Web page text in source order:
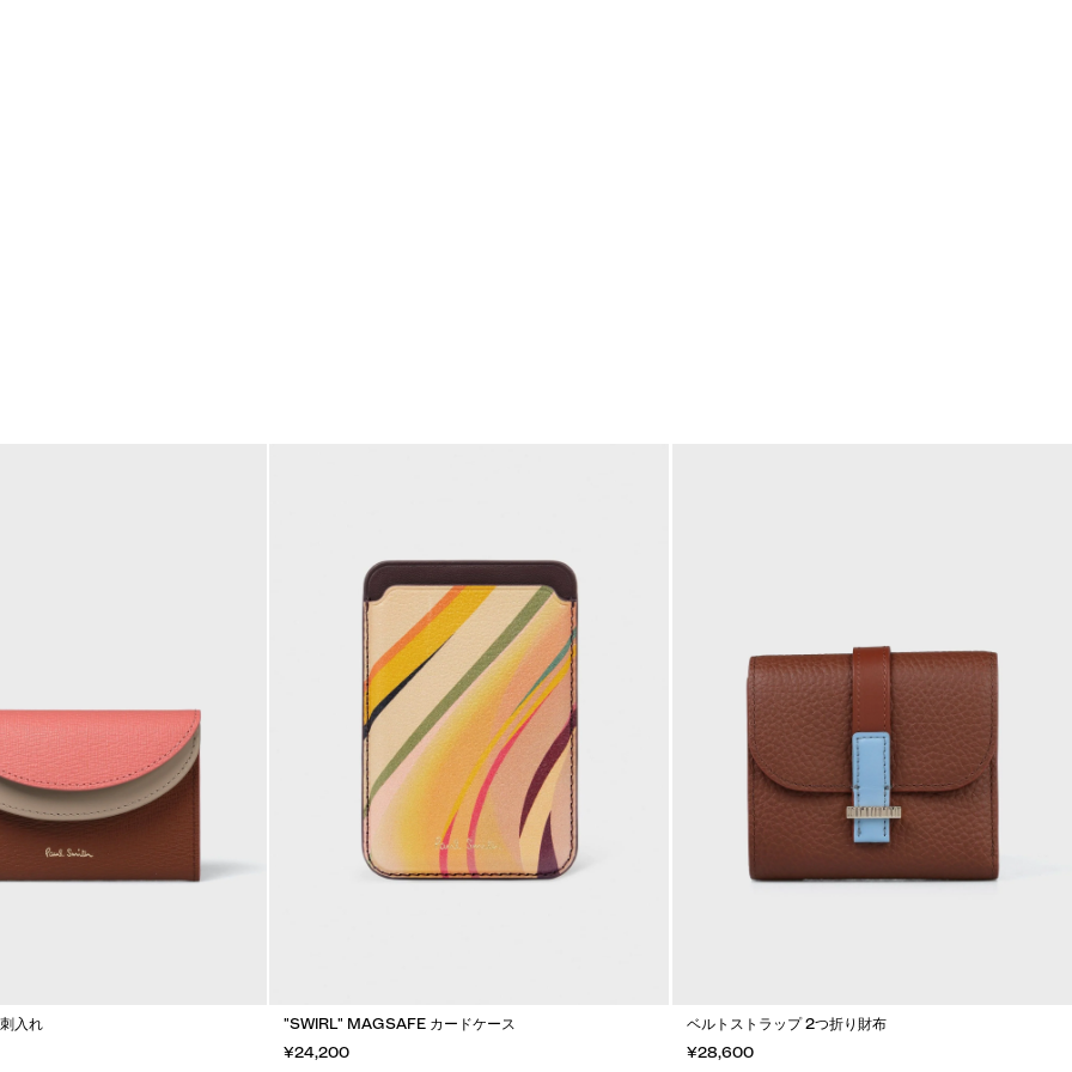
入れ
"SWIRL" MAGSAFE カードケース
¥24,200
ベルトストラップ 2つ折り財布
¥28,600